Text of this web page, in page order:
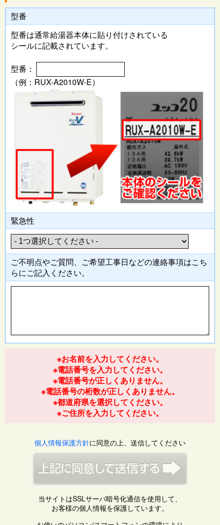
型番
型番は通常給湯器本体に貼り付けされている
シールに記載されています。
型番：
（例：RUX-A2010W-E）
緊急性
ご不明点やご質問、ご希望工事日などの連絡事項はこち
らにご記入 ください。
※お名前を入力してください。
※電話番号を入力してください。
※電話番号が正しくありません。
※電話番号の桁数が正しくありません。
※都道府県を選択してください。
※ご住所を入力してください。
個人情報保護方針に同意の上、送信してください
当サイトはSSLサーバ暗号化通信を使用して、
お客様の個人情報を保護しています。